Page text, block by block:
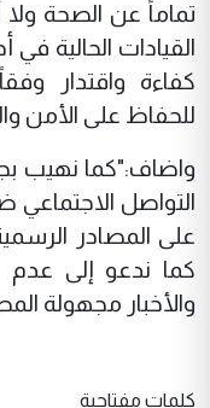
تماماً عن الصحة
القيادات الحالية
كفاءة واقتدار
للحفاظ على الأمن
واضاف:"كما نهيب
التواصل الاجتماعي
على المصادر
كما ندعو إلى عدم
والأخبار مجهولة
كلمات مفتاحية